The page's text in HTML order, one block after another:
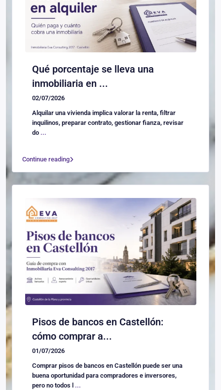
Qué porcentaje se lleva una
inmobiliaria en ...
02/07/2026
Alquilar una vivienda implica valorar la renta, filtrar
inquilinos, preparar contrato, gestionar fianza, revisar
do ...
Continue reading
Pisos de bancos en Castellón:
cómo comprar a...
01/07/2026
Comprar pisos de bancos en Castellón puede ser una
buena oportunidad para compradores e inversores,
pero no todos l ...